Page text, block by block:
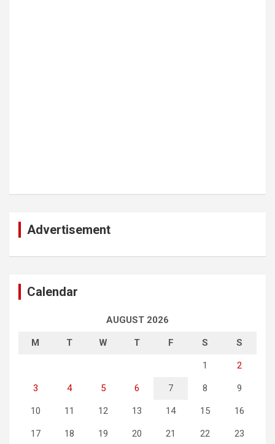
Advertisement
Calendar
AUGUST 2026
M T W T F S S
1 2
3 4 5 6 7 8 9
10 11 12 13 14 15 16
17 18 19 20 21 22 23